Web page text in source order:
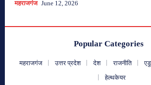
महराजगंज June 12, 2026
Popular Categories
महराजगंज उत्तर प्रदेश देश राजनीति
हेल्थकेयर